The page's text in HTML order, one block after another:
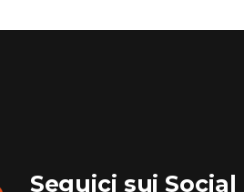
Seguici sui Social